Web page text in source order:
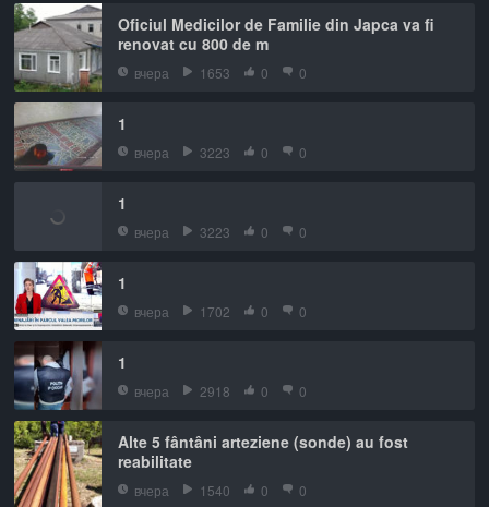
Oficiul Medicilor de Familie din Japca va fi
renovat cu 800 de m
вчера 1653 0 0
1
вчера 3223 0 0
1
вчера 3223 0 0
1
вчера 1702 0 0
1
вчера 2918 0 0
Alte 5 fântâni arteziene (sonde) au fost
reabilitate
вчера 1540 0 0